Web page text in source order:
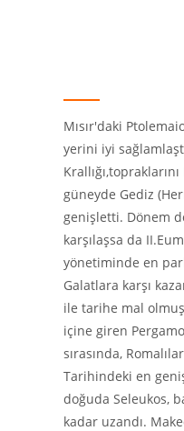
Mısır'daki
yerini iyi
güneyde Gediz
genişletti. Dönem
karşılaşsa da
yönetiminde en
Galatlara karşı
ile tarihe mal
içine giren
sırasında,
Tarihindeki en
doğuda Seleukos,
kadar uzandı.